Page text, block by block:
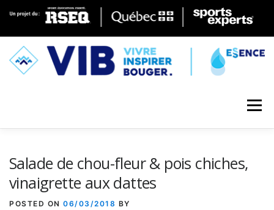
Skip to content
Menu
Salade de chou-fleur & pois chiches,
vinaigrette aux dattes
POSTED ON 06/03/2018 BY